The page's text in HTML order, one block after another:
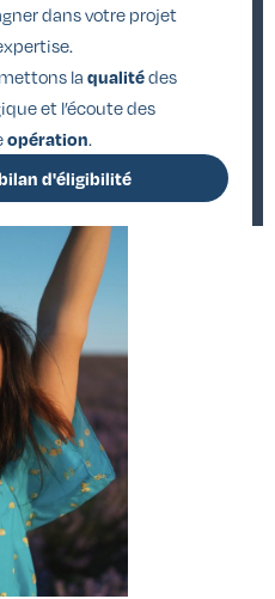
dans votre projet
la qualitédes
et l’écoute des
opération.
d'éligibilité